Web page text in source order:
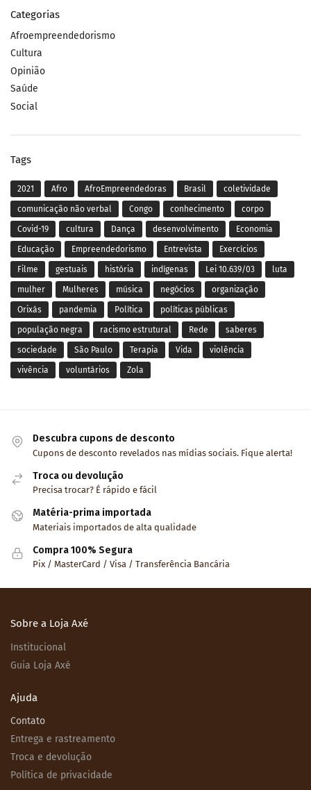
Categorias
Afroempreendedorismo
Cultura
Opinião
Saúde
Social
Tags
2021 Afro AfroEmpreendedoras Brasil coletividade
comunicação não verbal Congo conhecimento corpo
Covid-19 cultura Dança desenvolvimento Economia
Educação Empreendedorismo Entrevista Exercícios
Filme gestuais história indígenas Lei 10.639/03 luta
mulher Mulheres música negócios organização
Orixás pandemia Política políticas públicas
população negra racismo estrutural Rede saberes
sociedade São Paulo Terapia Vida violência
vivência voluntários Zola
Descubra cupons de desconto
Cupons de desconto revelados nas mídias sociais. Fique alerta!
Troca ou devolução
Precisa trocar? É rápido e fácil
Matéria-prima importada
Materiais importados de alta qualidade
Compra 100% Segura
Pix / MasterCard / Visa / Transferência Bancária
Sobre a Loja Axé
Institucional
Guia Loja Axé
Ajuda
Contato
Entrega e rastreamento
Troca e devolução
Política de privacidade